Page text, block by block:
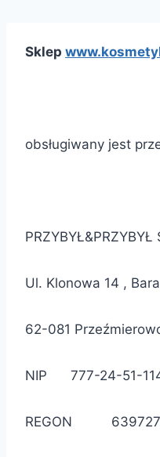
Sklep
obsługiwany jest
PRZYBYŁ&PRZYBYŁ
Ul. Klonowa 14 ,
62-081
NIP 777-24-51-
REGON